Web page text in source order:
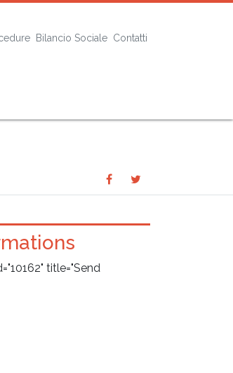
Bilancio Sociale Contatti
Share
on
on
title="Send